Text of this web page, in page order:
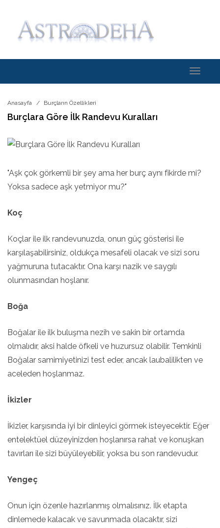
Toggle
Anasayfa Burçların Özellikleri
Burçlara Göre İlk Randevu Kuralları
"Aşk çok görkemli bir şey ama her burç aynı fikirde mi?
Yoksa sadece aşk yetmiyor mu?"
Koç
Koçlar ile ilk randevunuzda, onun güç gösterisi ile
karşılaşabilirsiniz, oldukça mesafeli olacak ve sizi soru
yağmuruna tutacaktır. Ona karşı nazik ve saygılı
olunmasından hoşlanır.
Boğa
Boğalar ile ilk buluşma nezih ve sakin bir ortamda
olmalıdır, aksi halde öfkeli ve huzursuz olabilir. Temkinli
Boğalar samimiyetinizi test eder, ancak laubalilikten ve
aceleden hoşlanmaz.
İkizler
İkizler, karşısında iyi bir dinleyici görmek isteyecektir. Eğer
entelektüel düzeyinizden hoşlanırsa rahat ve konuşkan
tavırları ile sizi büyüleyebilir, yoksa bu son randevudur.
Yengeç
Onun için özenle hazırlanmış olmalısınız. İlk etapta
dinlemede kalacak ve savunmada olacaktır, sizi